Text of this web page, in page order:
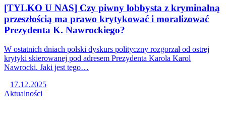
[TYLKO U NAS] Czy piwny lobbysta z kryminalną
przeszłością ma prawo krytykować i moralizować
Prezydenta K. Nawrockiego?
W ostatnich dniach polski dyskurs polityczny rozgorzał od ostrej
krytyki skierowanej pod adresem Prezydenta Karola Karol
Nawrocki. Jaki jest tego…
17.12.2025
Aktualności